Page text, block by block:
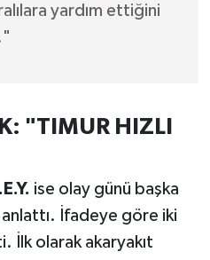
yardım ettiğini
"TIMUR HIZLI
ise olay günü başka
İfadeye göre iki
İlk olarak akaryakıt